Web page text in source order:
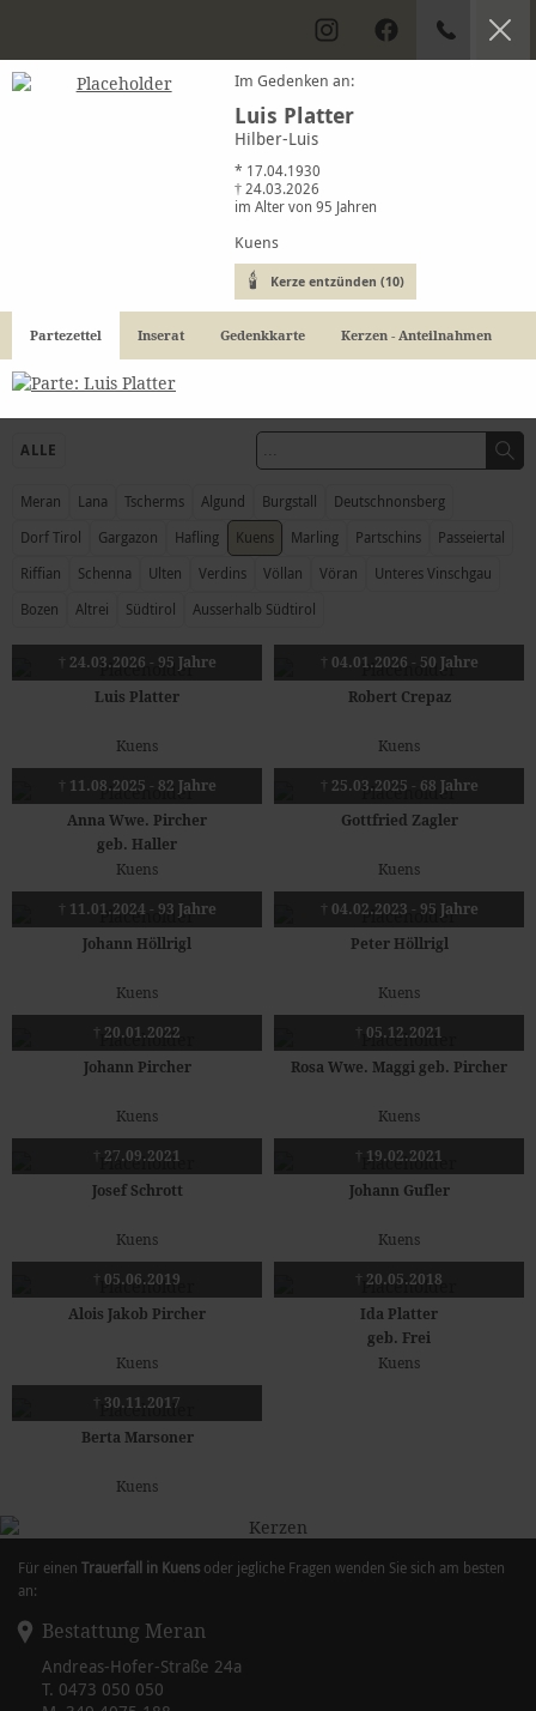
Kondolenzbuch
Trauerfälle in Meran & Umgebung
Im Gedenken an:
Luis Platter
Hilber-Luis
* 17.04.1930
† 24.03.2026
im Alter von 95 Jahren
Kuens
Kerze entzünden (10)
Partezettel Inserat Gedenkkarte Kerzen - Anteilnahmen
Für einen Trauerfall in Kuens oder jegliche Fragen wenden Sie sich am besten
an:
Bestattung Meran
Andreas-Hofer-Straße 24a
T. 0473 050 050
ALLE
Meran Lana Tscherms Algund Burgstall
Deutschnonsberg
Dorf Tirol
Gargazon Hafling Kuens Marling Partschins
Passeiertal
Riffian
Schenna Ulten Verdins Völlan Vöran
Unteres Vinschgau
Bozen
Altrei Südtirol Ausserhalb Südtirol
† 24.03.2026 - 95 Jahre
Luis Platter
Kuens
† 04.01.2026 - 50 Jahre
Robert Crepaz
Kuens
† 11.08.2025 - 82 Jahre
Anna Wwe. Pircher
geb. Haller
Kuens
† 25.03.2025 - 68 Jahre
Gottfried Zagler
Kuens
† 11.01.2024 - 93 Jahre
Johann Höllrigl
Kuens
† 04.02.2023 - 95 Jahre
Peter Höllrigl
Kuens
† 20.01.2022
Johann Pircher
Kuens
† 05.12.2021
Rosa Wwe. Maggi geb. Pircher
Kuens
† 27.09.2021
Josef Schrott
Kuens
† 19.02.2021
Johann Gufler
Kuens
† 05.06.2019
Alois Jakob Pircher
Kuens
† 20.05.2018
Ida Platter
geb. Frei
Kuens
† 30.11.2017
Berta Marsoner
Kuens